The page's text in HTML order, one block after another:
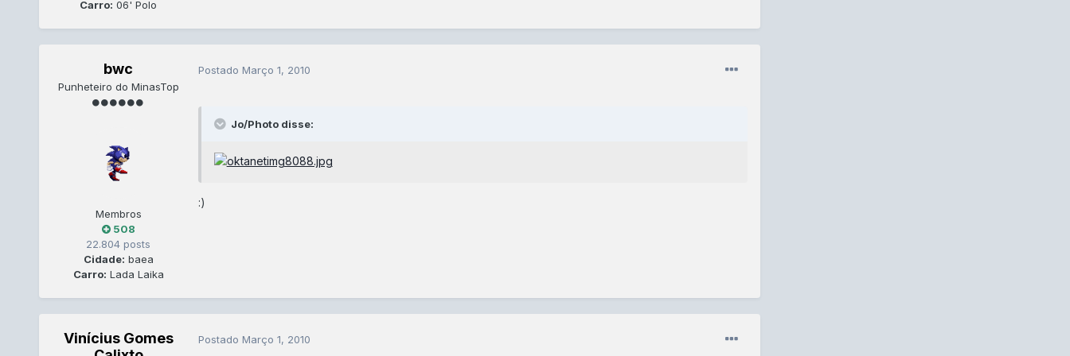
Carro: 06' Polo
bwc
Punheteiro do MinasTop
Membros
508
22.804 posts
Cidade: baea
Carro: Lada Laika
Postado Março 1, 2010
Jo/Photo disse:
:)
Vinícius Gomes
Postado Março 1, 2010